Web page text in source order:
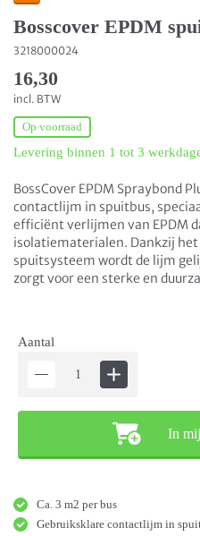
Bosscover EPDM
3218000024
16,30
incl. BTW
Op voorraad
Levering binnen 1 tot 3
BossCover EPDM Spraybond
contactlijm in spuitbus,
efficiënt verlijmen van EPDM
isolatiematerialen. Dankzij
spuitsysteem wordt de lijm
zorgt voor een sterke en
Aantal
In
Ca. 3 m2 per bus
Gebruiksklare contactlijm in